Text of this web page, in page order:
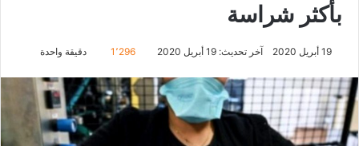
بأكثر شراسة
19 أبريل 2020 آخر تحديث: 19 أبريل 2020 1٬296 دقيقة واحدة